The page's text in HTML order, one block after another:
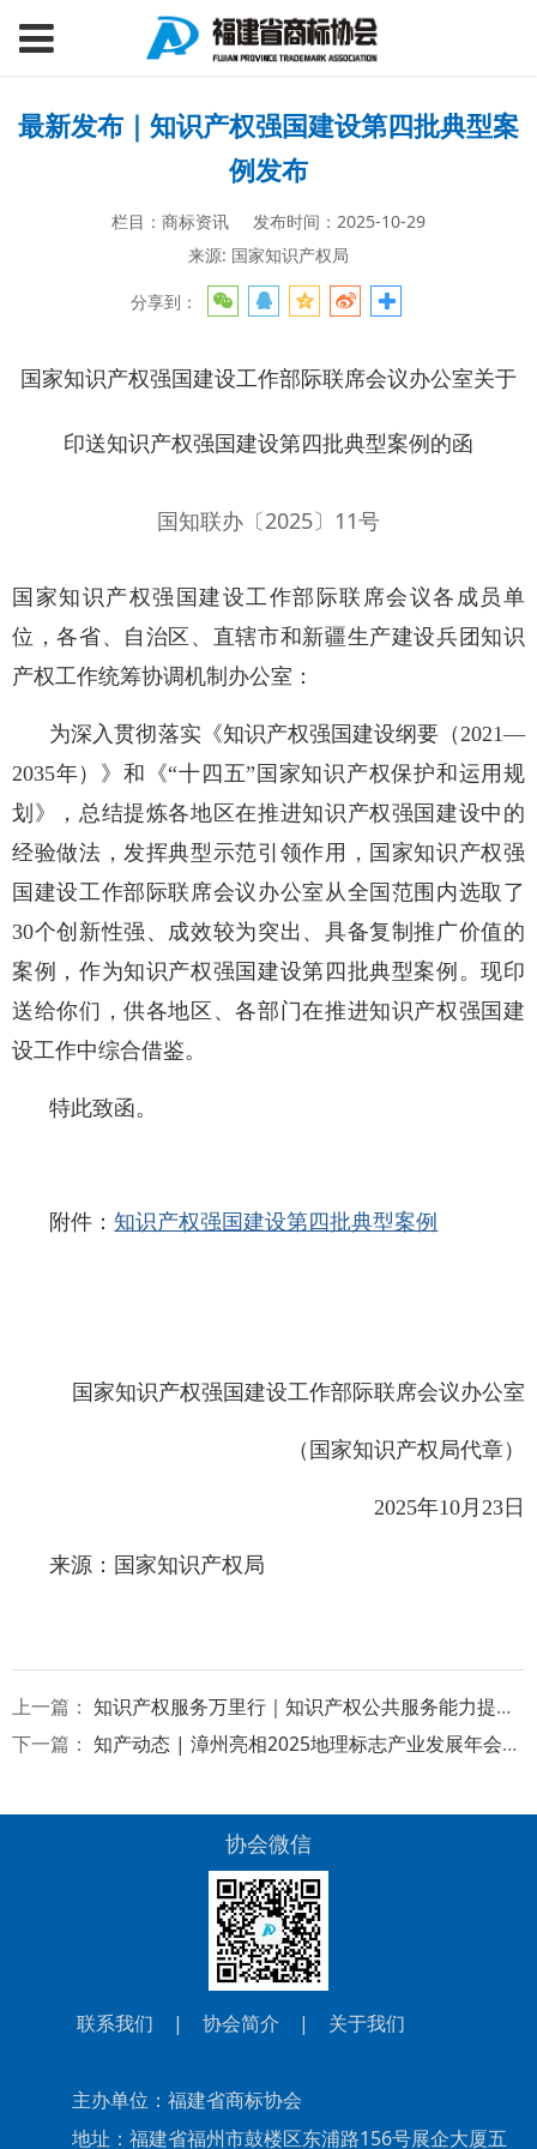
最新发布｜知识产权强国建设第四批典型案
例发布
栏目：商标资讯
发布时间：2025-10-29
来源: 国家知识产权局
分享到：
国家知识产权强国建设工作部际联席会议办公室关于
印送知识产权强国建设第四批典型案例的函
国知联办〔2025〕11号
国家知识产权强国建设工作部际联席会议各成员单
位，各省、自治区、直辖市和新疆生产建设兵团知识
产权工作统筹协调机制办公室：
为深入贯彻落实《知识产权强国建设纲要（2021—
2035年）》和《“十四五”国家知识产权保护和运用规
划》，总结提炼各地区在推进知识产权强国建设中的
经验做法，发挥典型示范引领作用，国家知识产权强
国建设工作部际联席会议办公室从全国范围内选取了
30个创新性强、成效较为突出、具备复制推广价值的
案例，作为知识产权强国建设第四批典型案例。现印
送给你们，供各地区、各部门在推进知识产权强国建
设工作中综合借鉴。
特此致函。
附件： 知识产权强国建设第四批典型案例
国家知识产权强国建设工作部际联席会议办公室
（国家知识产权局代章）
2025年10月23日
来源：国家知识产权局
上一篇： 知识产权服务万里行｜知识产权公共服务能力提升（漳州）培训班成功举办
下一篇： 知产动态 | 漳州亮相2025地理标志产业发展年会，保护运用创新实践获关注
协会微信
联系我们 | 协会简介 | 关于我们
主办单位：福建省商标协会
地址：福建省福州市鼓楼区东浦路156号展企大厦五